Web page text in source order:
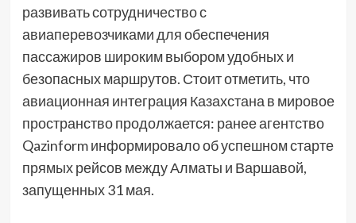
развивать сотрудничество с
авиаперевозчиками для обеспечения
пассажиров широким выбором удобных и
безопасных маршрутов. Стоит отметить, что
авиационная интеграция Казахстана в мировое
пространство продолжается: ранее агентство
Qazinform информировало об успешном старте
прямых рейсов между Алматы и Варшавой,
запущенных 31 мая.